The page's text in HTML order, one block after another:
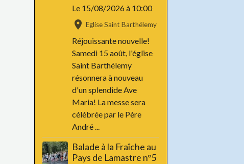
Le 15/08/2026à 10:00
Eglise Saint Barthélemy
Réjouissante nouvelle!
Samedi 15 août, l'église
Saint Barthélemy
résonnera à nouveau
d'un splendide Ave
Maria! La messe sera
célébrée par le Père
André ...
Balade à la Fraîche au
Pays de Lamastre n°5